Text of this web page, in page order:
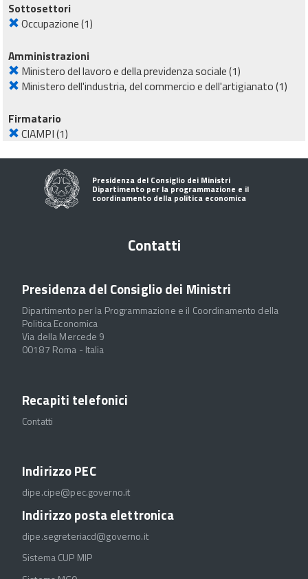
Sottosettori
Occupazione(1)
Amministrazioni
Ministero del lavoro e della previdenza sociale(1)
Ministero dell'industria, del commercio e dell'artigianato(1)
Firmatario
CIAMPI(1)
Presidenza del Consiglio dei Ministri
Dipartimento per la programmazione e il
coordinamento della politica economica
Contatti
Presidenza del Consiglio dei Ministri
Dipartimento per la Programmazione e il Coordinamento della
Politica Economica
Via della Mercede 9
00187 Roma - Italia
Recapiti telefonici
Contatti
Indirizzo PEC
dipe.cipe@pec.governo.it
Indirizzo posta elettronica
dipe.segreteriacd@governo.it
Sistema CUP MIP